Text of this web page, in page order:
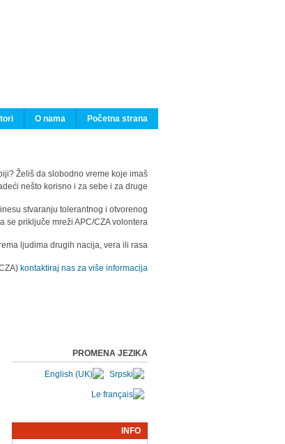
Početna strana
O nama
Želiš da slobodno vreme koje imaš
nešto korisno i za sebe i za druge?
stvaranju tolerantnog i otvorenog
priključe mreži APC/CZA volontera.
ljudima drugih nacija, vera ili rasa.
kontaktiraj nas za više informacija.
PROMENA JEZIKA
INFO